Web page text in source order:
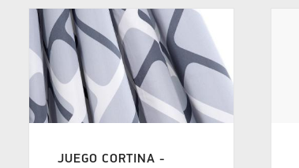
JUEGO CORTINA -